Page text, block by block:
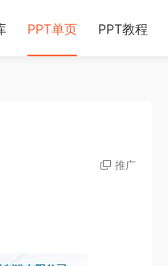
PPT单页 PPT教程
推广